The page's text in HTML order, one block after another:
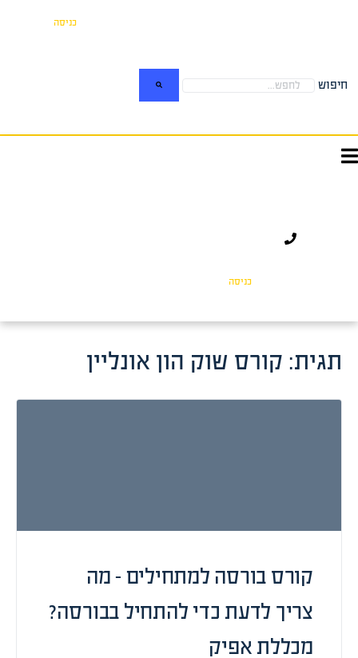
כניסה
חיפוש
כניסה
תגית: קורס שוק הון אונליין
קורס בורסה למתחילים – מה
צריך לדעת כדי להתחיל בבורסה?
מכללת אפיק